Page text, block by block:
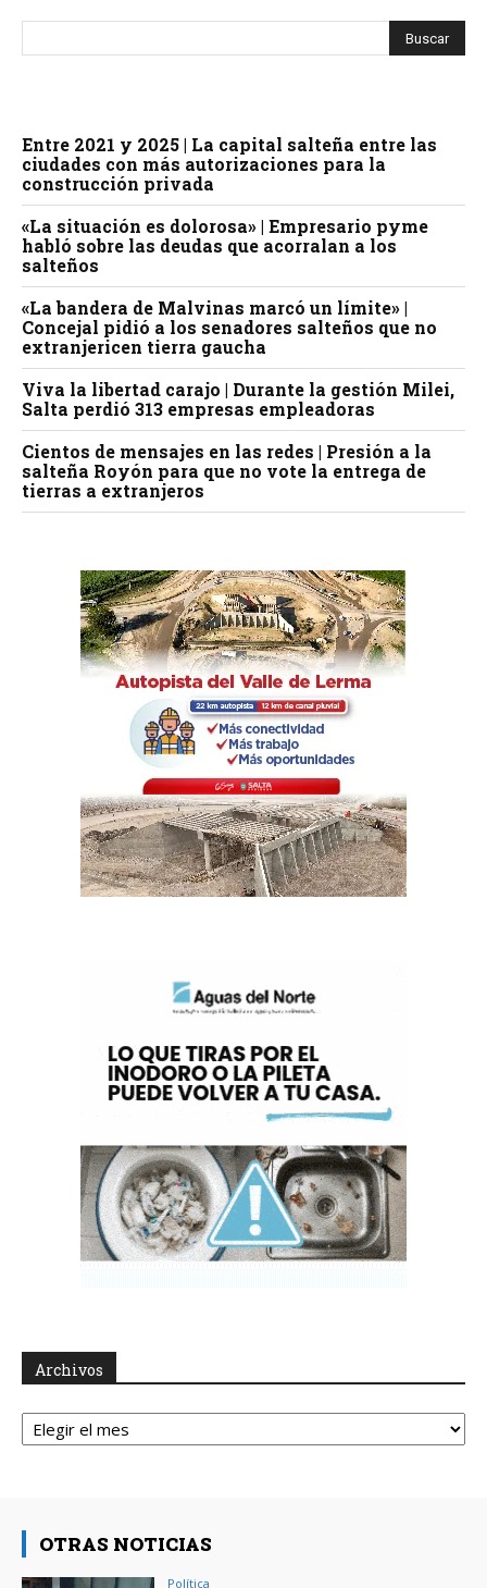
Entre 2021 y 2025 | La capital salteña entre las
ciudades con más autorizaciones para la
construcción privada
«La situación es dolorosa» | Empresario pyme
habló sobre las deudas que acorralan a los
salteños
«La bandera de Malvinas marcó un límite» |
Concejal pidió a los senadores salteños que no
extranjericen tierra gaucha
Viva la libertad carajo | Durante la gestión Milei,
Salta perdió 313 empresas empleadoras
Cientos de mensajes en las redes | Presión a la
salteña Royón para que no vote la entrega de
tierras a extranjeros
Archivos
Archivos
OTRAS NOTICIAS
Política